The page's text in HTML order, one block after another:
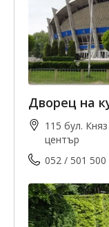
Дворец на
115 бул.
център
052 / 501 500